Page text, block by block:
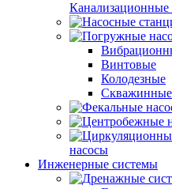
Канализационные
Винтовые
Колодезные
Скважинные
насосы
Инженерные системы